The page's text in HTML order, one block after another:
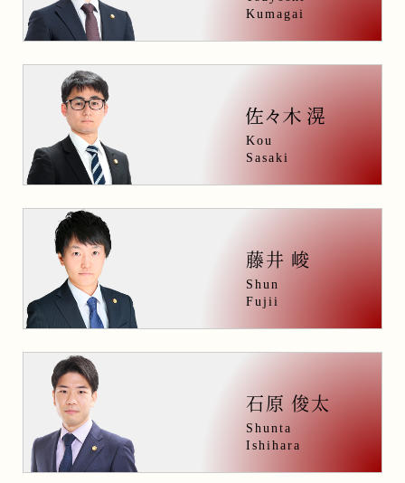
Kumagai
Kou
Sasaki
藤井 峻
Shun
Fujii
石原 俊太
Shunta
Ishihara